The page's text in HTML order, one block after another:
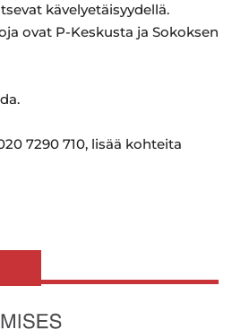
kävelyetäisyydellä.
ovat P-Keskusta ja Sokoksen
7290 710, lisää kohteita